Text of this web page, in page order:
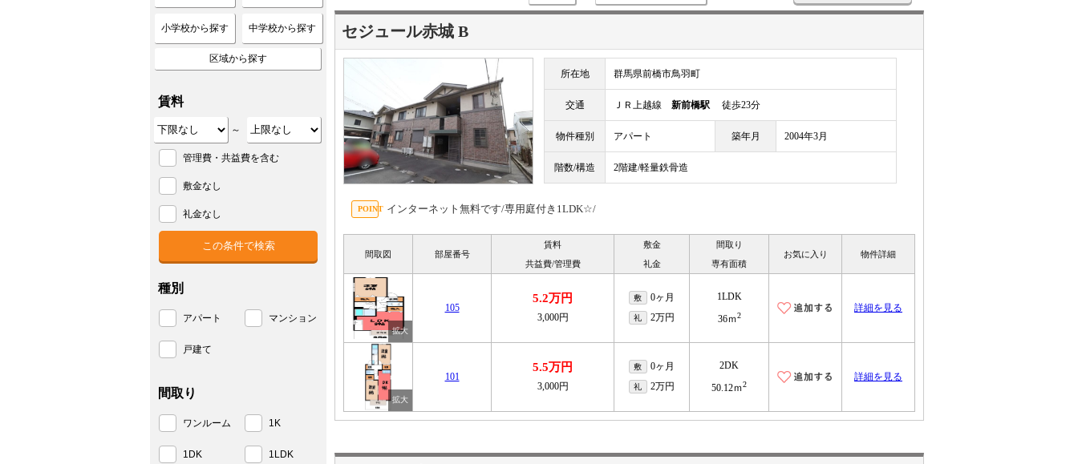
セジュール赤城 B
所在地 群馬県前橋市鳥羽町
交通 ＪＲ上越線 新前橋駅 徒歩23分
物件種別 アパート 築年月 2004年3月
階数/構造 2階建/軽量鉄骨造
インターネット無料です/専用庭付き1LDK☆/
間取図 部屋番号
賃料
共益費/管理費
敷金
礼金
間取り
専有面積
お気に入り 物件詳細
105
5.2万円
3,000円
敷 0ヶ月
礼 2万円
1LDK
36ｍ2
詳細を見る
101
5.5万円
3,000円
敷 0ヶ月
礼 2万円
2DK
50.12ｍ2
詳細を見る
小学校から探す 中学校から探す
区域から探す
賃料
～
管理費・共益費を含む
敷金なし
礼金なし
種別
アパート マンション
戸建て
間取り
ワンルーム 1K
1DK 1LDK